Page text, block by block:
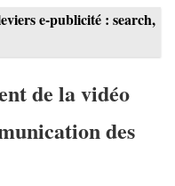
e-publicité : search,
de la vidéo
des